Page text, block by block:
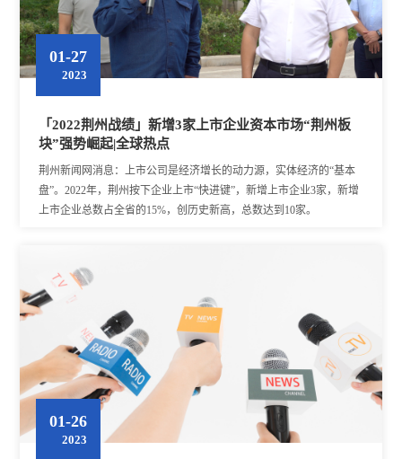
01-27
2023
「2022荆州战绩」新增3家上市企业资本市场“荆州板
块”强势崛起|全球热点
荆州新闻网消息：上市公司是经济增长的动力源，实体经济的“基本
盘”。2022年，荆州按下企业上市“快进键”，新增上市企业3家，新增
上市企业总数占全省的15%，创历史新高，总数达到10家。
01-26
2023